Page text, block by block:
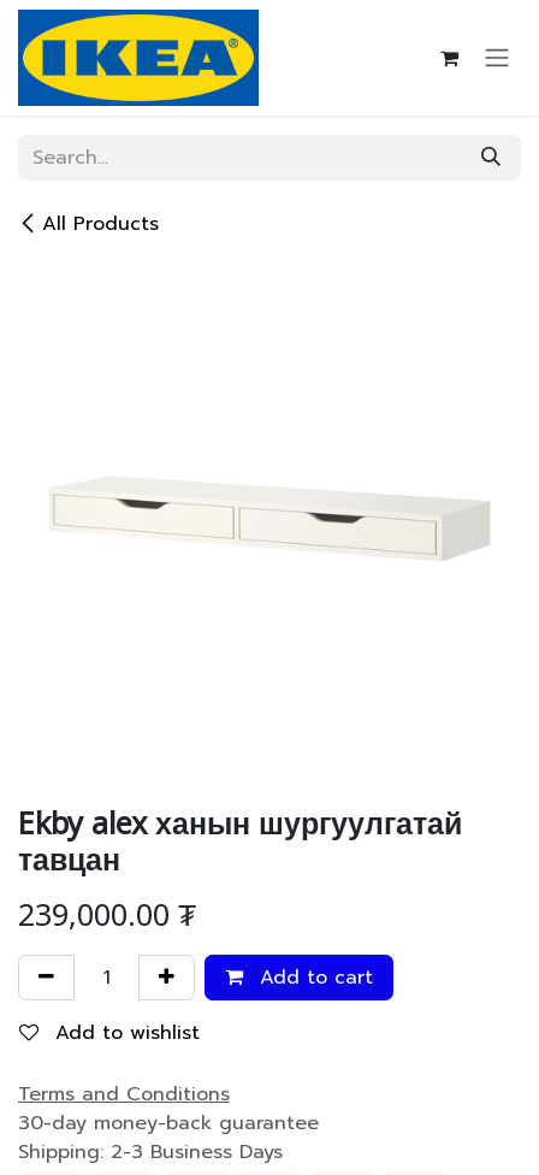
Skip to Content
All Products
Ekby alex ханын шургуулгатай
тавцан
239,000.00₮
Add to cart
Add to wishlist
Terms and Conditions
30-day money-back guarantee
Shipping: 2-3 Business Days